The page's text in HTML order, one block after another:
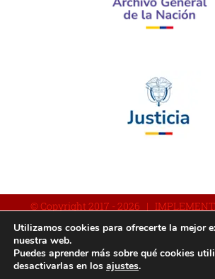
© Copyright 2017 - 2026 |
FacebookYouTube
Utilizamos cookies para ofrecerte la mejor
nuestra web.
Puedes aprender más sobre qué cookies
desactivarlas en los ajustes.